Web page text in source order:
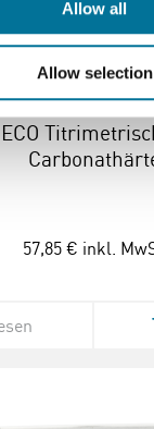
Allow all
Allow selection
57,85 € inkl.